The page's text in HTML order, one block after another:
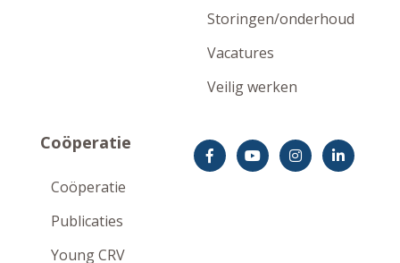
Storingen/onderhoud
Vacatures
Veilig werken
Coöperatie
Coöperatie
Publicaties
Young CRV